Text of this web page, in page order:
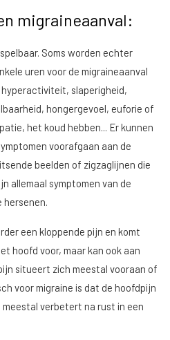
migraineaanval:
Soms worden echter
uren voor de migraineaanval
slaperigheid,
hongergevoel, euforie of
het koud hebben... Er kunnen
voorafgaan aan de
beelden of zigzaglijnen die
allemaal symptomen van de
hersenen.
een kloppende pijn en komt
hoofd voor, maar kan ook aan
situeert zich meestal vooraan of
voor migraine is dat de hoofdpijn
verbetert na rust in een